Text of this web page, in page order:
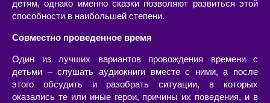
детям, однако именно сказки позволяют развиться этой
способности в наибольшей степени.
Совместно проведенное время
Один из лучших вариантов провождения времени с
детьми – слушать аудиокниги вместе с ними, а после
этого обсудить и разобрать ситуации, в которых
оказались те или иные герои, причины их поведения, и в